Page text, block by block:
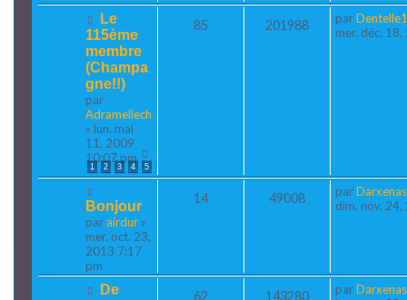
Le
115ème
membre
(Champa
gne!!)
par
Adramellech
» lun. mai
11, 2009
10:07 pm
1 2 3 4 5
85 201988 par
mer. déc.
Bonjour
parairdur »
mer. oct. 23,
2013 7:17
pm
14 49008 parDarxenas
dim. nov.
De
62 143280 parDarxenas